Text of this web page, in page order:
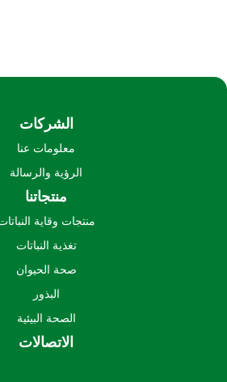
الشركات
معلومات عنا
الرؤية والرسالة
منتجاتنا
منتجات وقاية
تغذية النباتات
صحة الحيوان
البذور
الصحة البيئية
الاتصالات